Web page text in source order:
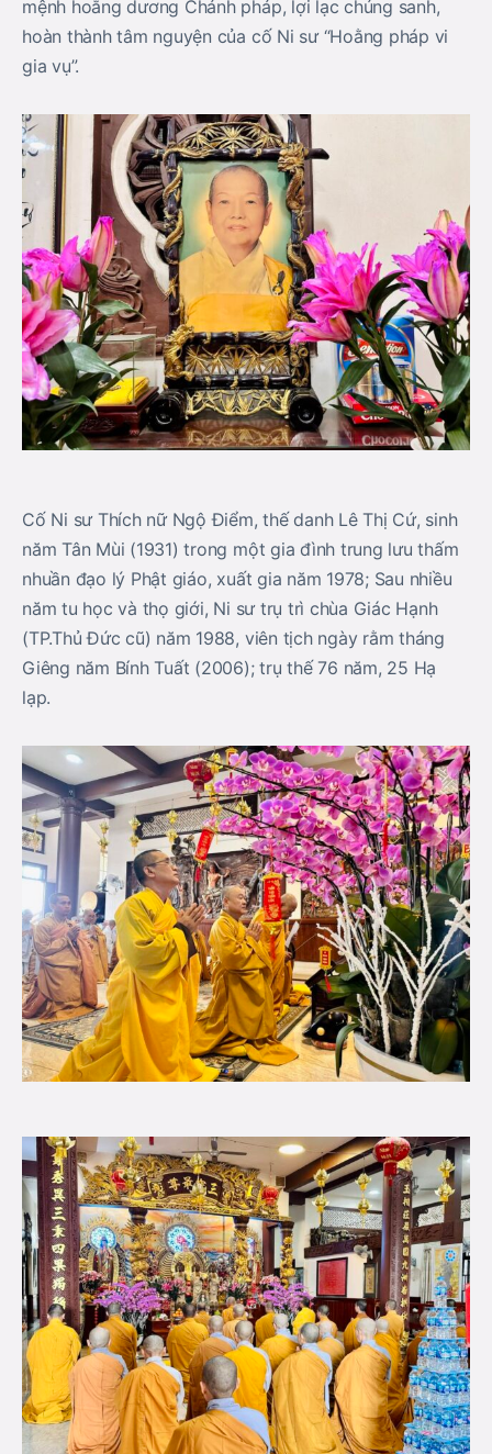
mệnh hoằng dương Chánh pháp, lợi lạc chúng sanh,
hoàn thành tâm nguyện của cố Ni sư “Hoằng pháp vi
gia vụ”.
Cố Ni sư Thích nữ Ngộ Điểm, thế danh Lê Thị Cứ, sinh
năm Tân Mùi (1931) trong một gia đình trung lưu thấm
nhuần đạo lý Phật giáo, xuất gia năm 1978; Sau nhiều
năm tu học và thọ giới, Ni sư trụ trì chùa Giác Hạnh
(TP.Thủ Đức cũ) năm 1988, viên tịch ngày rằm tháng
Giêng năm Bính Tuất (2006); trụ thế 76 năm, 25 Hạ
lạp.